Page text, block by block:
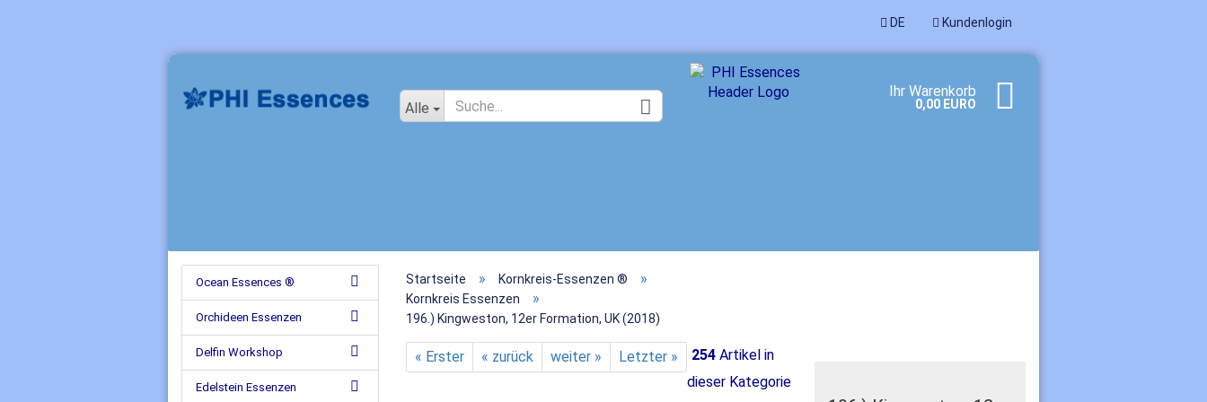
DE
Sprache auswählen
Kundenlogin
Alle
Ihr Warenkorb
0,00 EURO
Startseite » Kornkreis-Essenzen ® »
Kornkreis Essenzen »
196.) Kingweston, 12er Formation, UK (2018)
« Erster « zurück weiter » Letzter » 254 Artikel in
dieser Kategorie
Ocean Essences ®
Orchideen Essenzen
Delfin Workshop
Edelstein Essenzen